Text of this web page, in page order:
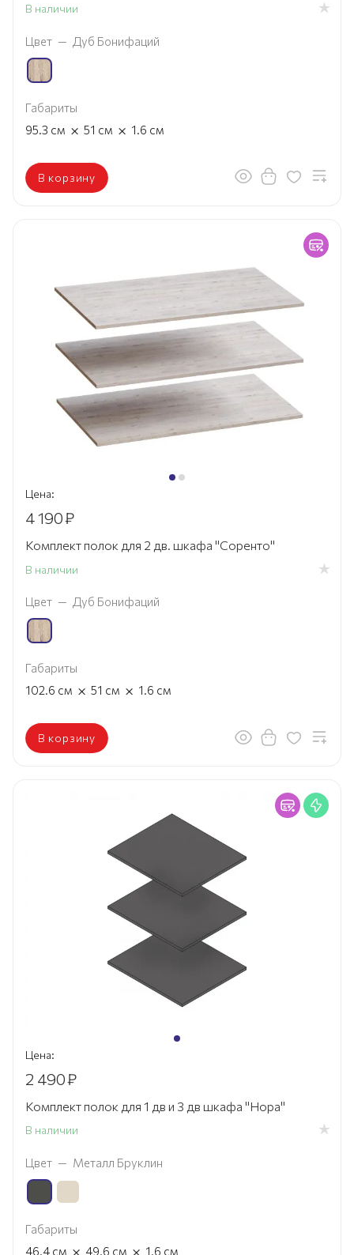
В наличии
Цвет — Дуб Бонифаций
Габариты
95.3 см × 51 см × 1.6 см
В корзину
Цена:
4 190₽
Комплект полок для 2 дв. шкафа "Соренто"
В наличии
Цвет — Дуб Бонифаций
Габариты
102.6 см × 51 см × 1.6 см
В корзину
Цена:
2 490₽
Комплект полок для 1 дв и 3 дв шкафа "Нора"
В наличии
Цвет — Металл Бруклин
Габариты
46.4 см × 49.6 см × 1.6 см